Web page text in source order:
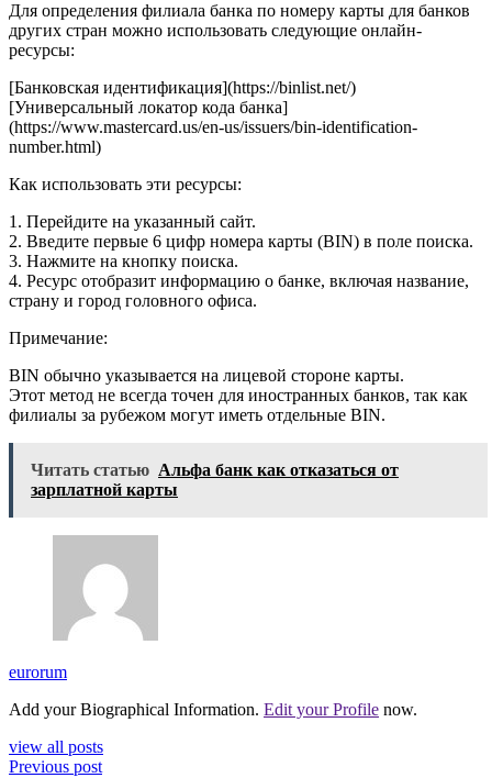
Для определения филиала банка по номеру карты для банков
других стран можно использовать следующие онлайн-
ресурсы:
[Банковская идентификация](https://binlist.net/)
[Универсальный локатор кода банка]
(https://www.mastercard.us/en-us/issuers/bin-identification-
number.html)
Как использовать эти ресурсы:
1. Перейдите на указанный сайт.
2. Введите первые 6 цифр номера карты (BIN) в поле поиска.
3. Нажмите на кнопку поиска.
4. Ресурс отобразит информацию о банке, включая название,
страну и город головного офиса.
Примечание:
BIN обычно указывается на лицевой стороне карты.
Этот метод не всегда точен для иностранных банков, так как
филиалы за рубежом могут иметь отдельные BIN.
Читать статью Альфа банк как отказаться от
зарплатной карты
eurorum
Add your Biographical Information. Edit your Profile now.
view all posts
Previous post